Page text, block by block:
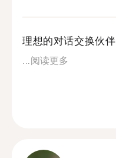
理想的对话交换伙伴
...阅读更多